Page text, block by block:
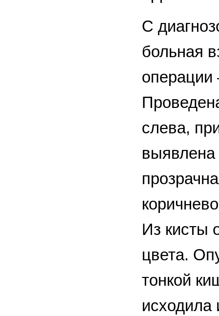
С
больная
операции
слева,
выявлена
Из кисты
цвета.
тонкой
исходила